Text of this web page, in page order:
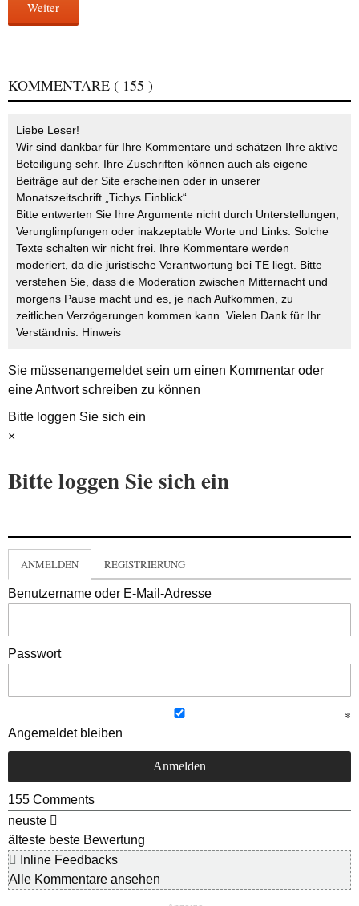
Weiter
KOMMENTARE ( 155 )
Liebe Leser!
Wir sind dankbar für Ihre Kommentare und schätzen Ihre aktive
Beteiligung sehr. Ihre Zuschriften können auch als eigene
Beiträge auf der Site erscheinen oder in unserer
Monatszeitschrift „Tichys Einblick“.
Bitte entwerten Sie Ihre Argumente nicht durch Unterstellungen,
Verunglimpfungen oder inakzeptable Worte und Links. Solche
Texte schalten wir nicht frei. Ihre Kommentare werden
moderiert, da die juristische Verantwortung bei TE liegt. Bitte
verstehen Sie, dass die Moderation zwischen Mitternacht und
morgens Pause macht und es, je nach Aufkommen, zu
zeitlichen Verzögerungen kommen kann. Vielen Dank für Ihr
Verständnis. Hinweis
Sie müssenangemeldetsein um einen Kommentar oder
eine Antwort schreiben zu können
Bitte loggen Sie sich ein
×
Bitte loggen Sie sich ein
ANMELDEN REGISTRIERUNG
Benutzername oder E-Mail-Adresse
Passwort
Angemeldet bleiben
155 Comments
neuste
älteste beste Bewertung
Inline Feedbacks
Alle Kommentare ansehen